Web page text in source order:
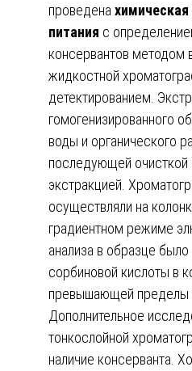
проведена химическая
питания с
консервантов методом
жидкостной
детектированием.
гомогенизированного
воды и органического
последующей очисткой
экстракцией.
осуществляли на
градиентном режиме
анализа в образце
сорбиновой кислоты в
превышающей пределы
Дополнительное
тонкослойной
наличие консерванта.